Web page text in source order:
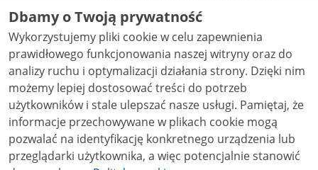
Materiały audiowizualne, w tym zdjęcia, materiały
audio i wideo, są udostępniane na licencji typu
Creative Commons: uznanie autorstwa użycie
niekomercyjne - bez utworów zależnych 4.0 (CC BY-
NC-ND 4.0), o ile nie jest to stwierdzone inaczej.
Dbamy o Twoją prywatność
Wykorzystujemy pliki cookie w celu zapewnienia
prawidłowego funkcjonowania naszej witryny oraz do
analizy ruchu i optymalizacji działania strony. Dzięki nim
możemy lepiej dostosować treści do potrzeb
użytkowników i stale ulepszać nasze usługi. Pamiętaj, że
informacje przechowywane w plikach cookie mogą
pozwalać na identyfikację konkretnego urządzenia lub
przeglądarki użytkownika, a więc potencjalnie stanowić